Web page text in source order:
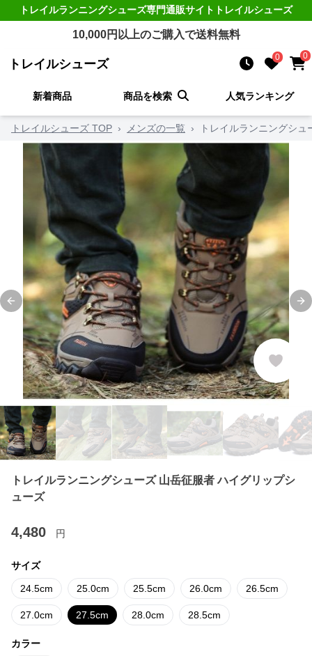
トレイルランニングシューズ専門通販サイト トレイルシューズ
10,000円以上のご購入で送料無料
トレイルシューズ 0 0
新着商品 商品を検索 人気ランキング
トレイルシューズ TOP › メンズの一覧 › トレイルランニングシ
Previous slide
トレイルランニングシューズ 山岳征服者 ハイグリップシ
ューズ
4,480 円
サイズ
24.5cm 25.0cm 25.5cm 26.0cm 26.5cm
27.0cm 27.5cm 28.0cm 28.5cm
カラー